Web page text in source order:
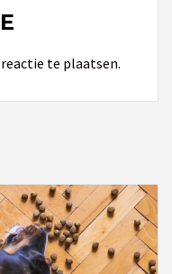
te plaatsen.